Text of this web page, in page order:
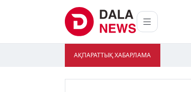
АҚПАРАТТЫҚ ХАБАРЛАМА